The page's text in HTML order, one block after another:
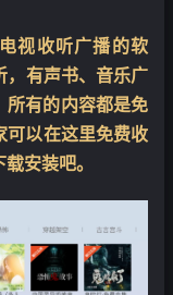
视收听广播的软
，有声书、音乐广
所有的内容都是免
可以在这里免费收
安装吧。